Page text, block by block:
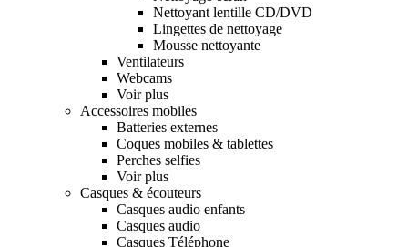
Nettoyant lentille CD/DVD
Lingettes de nettoyage
Mousse nettoyante
Ventilateurs
Webcams
Voir plus
Accessoires mobiles
Batteries externes
Coques mobiles & tablettes
Perches selfies
Voir plus
Casques & écouteurs
Casques audio enfants
Casques audio
Casques Téléphone